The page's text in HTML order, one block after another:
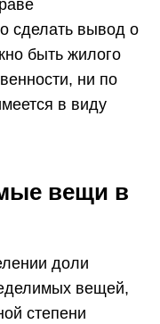
сделать вывод о
быть жилого
ни по
в виду
вещи в
доли
вещей,
степени